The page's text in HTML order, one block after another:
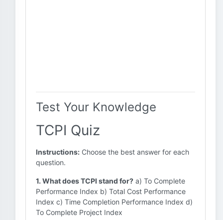
Test Your Knowledge
TCPI Quiz
Instructions: Choose the best answer for each
question.
1. What does TCPI stand for? a) To Complete
Performance Index b) Total Cost Performance
Index c) Time Completion Performance Index d)
To Complete Project Index